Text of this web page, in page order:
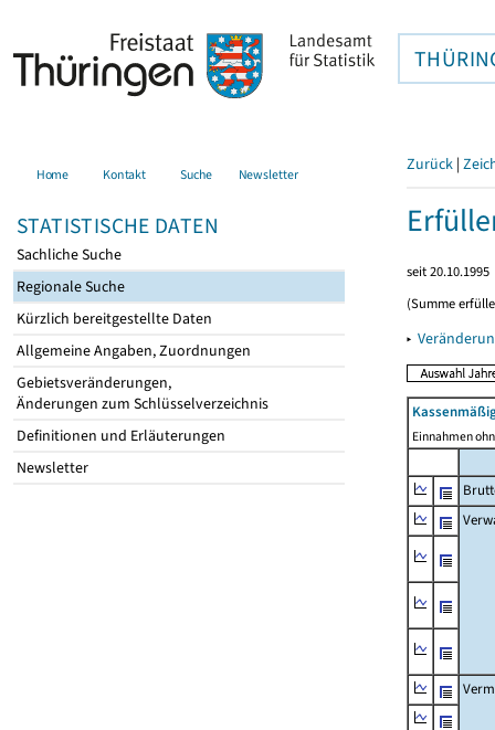
Home Kontakt Suche Newsletter
STATISTISCHE DATEN
Sachliche Suche
Regionale Suche
Kürzlich bereitgestellte Daten
Allgemeine Angaben, Zuordnungen
Gebietsveränderungen,
Änderungen zum Schlüsselverzeichnis
Definitionen und Erläuterungen
Newsletter
Zurück |
seit 20.10.1995
(Summe
▸
Einnahmen